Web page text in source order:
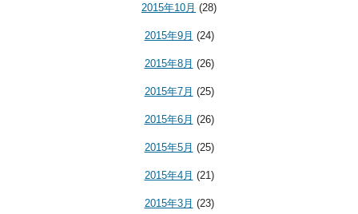
2015年10月 (28)
2015年9月 (24)
2015年8月 (26)
2015年7月 (25)
2015年6月 (26)
2015年5月 (25)
2015年4月 (21)
2015年3月 (23)